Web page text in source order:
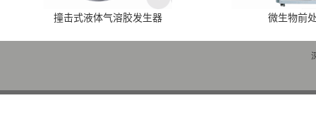
撞击式液体气溶胶发生器 微生物前